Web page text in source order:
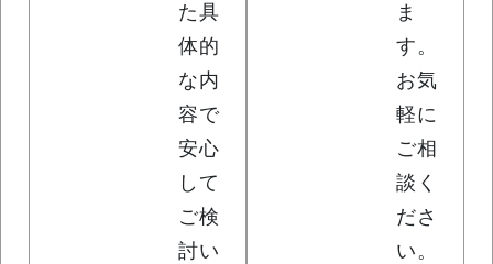
た具
体的
な内
容で
安心
して
ご検
討い
ま
す。
お気
軽に
ご相
談く
ださ
い。